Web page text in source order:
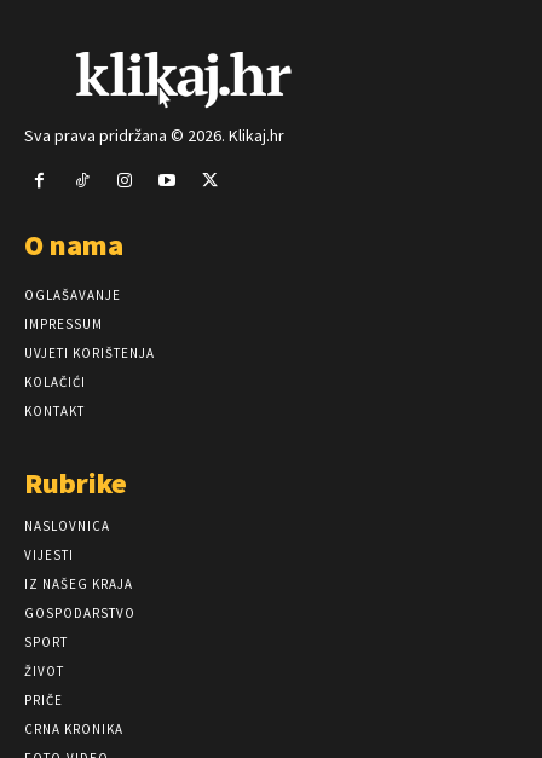
Sva prava pridržana © 2026. Klikaj.hr
O nama
OGLAŠAVANJE
IMPRESSUM
UVJETI KORIŠTENJA
KOLAČIĆI
KONTAKT
Rubrike
NASLOVNICA
VIJESTI
IZ NAŠEG KRAJA
GOSPODARSTVO
SPORT
ŽIVOT
PRIČE
CRNA KRONIKA